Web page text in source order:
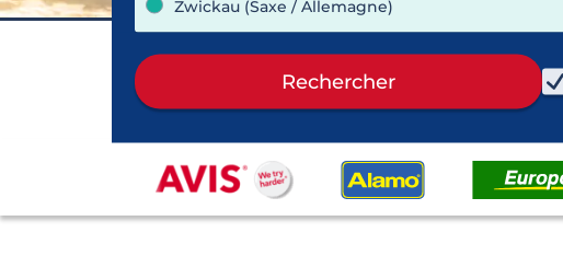
Zwickau (Saxe / Allemagne)
Rechercher